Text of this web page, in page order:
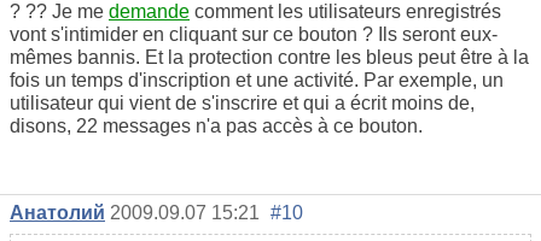
? ?? Je me demande comment les utilisateurs enregistrés
vont s'intimider en cliquant sur ce bouton ? Ils seront eux-
mêmes bannis. Et la protection contre les bleus peut être à la
fois un temps d'inscription et une activité. Par exemple, un
utilisateur qui vient de s'inscrire et qui a écrit moins de,
disons, 22 messages n'a pas accès à ce bouton.
Анатолий 2009.09.07 15:21 #10